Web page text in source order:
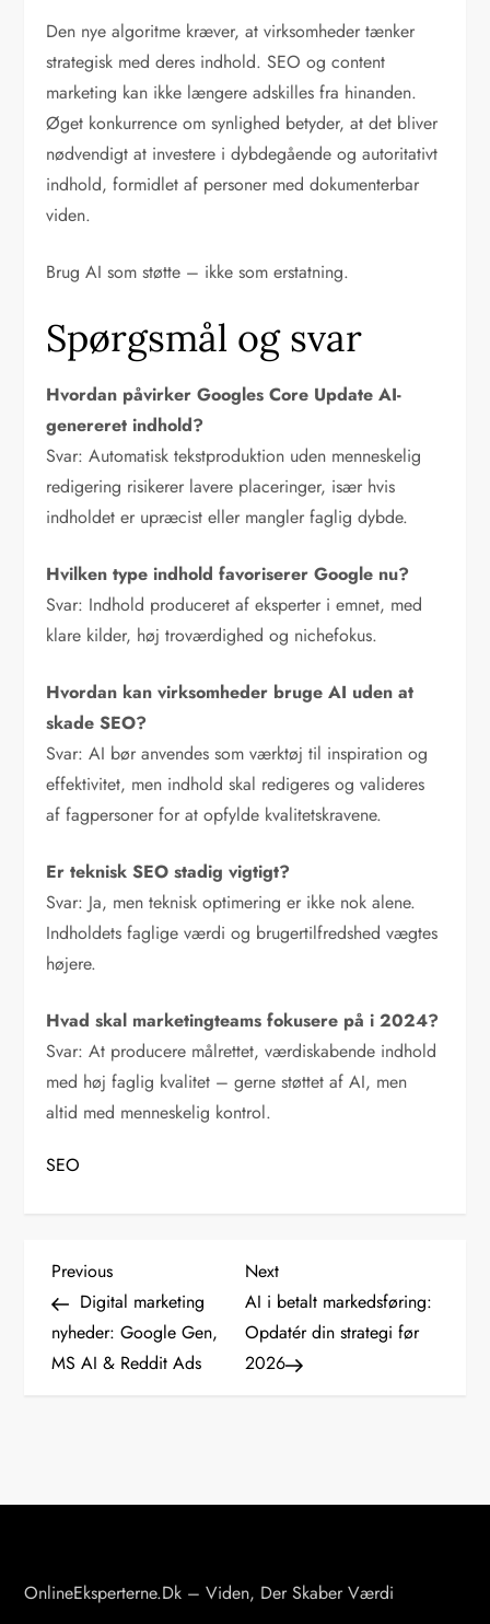
Den nye algoritme kræver, at virksomheder tænker
strategisk med deres indhold. SEO og content
marketing kan ikke længere adskilles fra hinanden.
Øget konkurrence om synlighed betyder, at det bliver
nødvendigt at investere i dybdegående og autoritativt
indhold, formidlet af personer med dokumenterbar
viden.
Brug AI som støtte – ikke som erstatning.
Spørgsmål og svar
Hvordan påvirker Googles Core Update AI-
genereret indhold?
Svar: Automatisk tekstproduktion uden menneskelig
redigering risikerer lavere placeringer, især hvis
indholdet er upræcist eller mangler faglig dybde.
Hvilken type indhold favoriserer Google nu?
Svar: Indhold produceret af eksperter i emnet, med
klare kilder, høj troværdighed og nichefokus.
Hvordan kan virksomheder bruge AI uden at
skade SEO?
Svar: AI bør anvendes som værktøj til inspiration og
effektivitet, men indhold skal redigeres og valideres
af fagpersoner for at opfylde kvalitetskravene.
Er teknisk SEO stadig vigtigt?
Svar: Ja, men teknisk optimering er ikke nok alene.
Indholdets faglige værdi og brugertilfredshed vægtes
højere.
Hvad skal marketingteams fokusere på i 2024?
Svar: At producere målrettet, værdiskabende indhold
med høj faglig kvalitet – gerne støttet af AI, men
altid med menneskelig kontrol.
SEO
I
n
d
g
Previous
Post
Previous
Digital marketing
nyheder: Google Gen,
MS AI & Reddit Ads
Next
Post
Next
AI i betalt markedsføring:
Opdatér din strategi før
2026
OnlineEksperterne.dk – Viden, Der Skaber Værdi